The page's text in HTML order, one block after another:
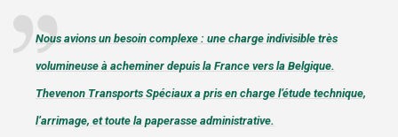
Nous avions un besoin complexe : une charge indivisible très
volumineuse à acheminer depuis la France vers la Belgique.
Thevenon Transports Spéciaux a pris en charge l’étude technique,
l’arrimage, et toute la paperasse administrative.